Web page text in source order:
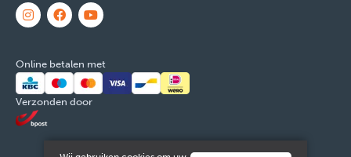
Online betalen met
Verzonden door